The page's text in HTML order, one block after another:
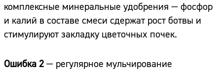
комплексные минеральные удобрения — фосфор
и калий в составе смеси сдержат рост ботвы и
стимулируют закладку цветочных почек.
Ошибка 2 — регулярное мульчирование